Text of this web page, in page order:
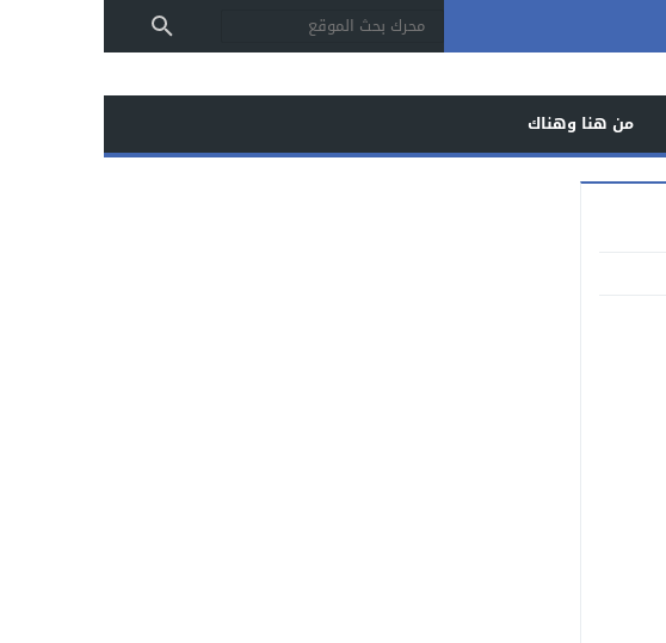
من هنا وهناك